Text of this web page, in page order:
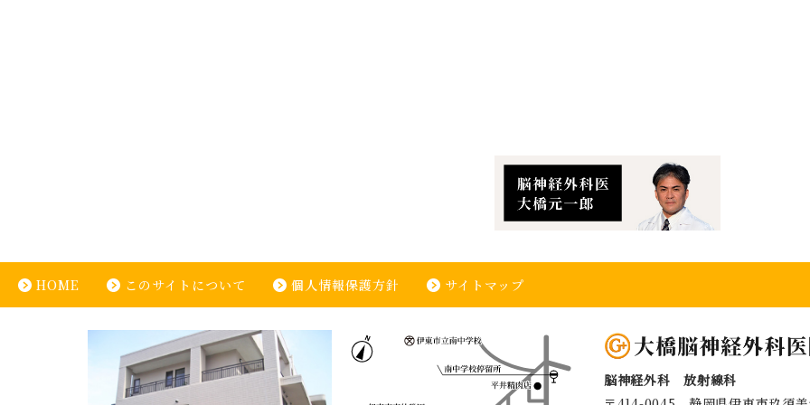
HOME このサイトについて 個人情報保護方針 サイトマップ
脳神経外科 放射線科